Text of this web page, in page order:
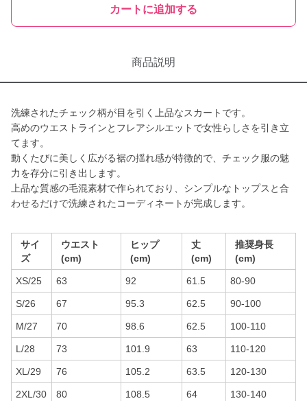
カートに追加する
商品説明
洗練されたチェック柄が目を引く上品なスカートです。
高めのウエストラインとフレアシルエットで女性らしさを引き立
てます。
動くたびに美しく広がる裾の揺れ感が特徴的で、チェック服の魅
力を存分に引き出します。
上品な質感の毛混素材で作られており、シンプルなトップスと合
わせるだけで洗練されたコーディネートが完成します。
サイ
ズ
ウエスト
(cm)
ヒップ
(cm)
丈
(cm)
推奨身長
(cm)
XS/25 63 92 61.5 80-90
S/26 67 95.3 62.5 90-100
M/27 70 98.6 62.5 100-110
L/28 73 101.9 63 110-120
XL/29 76 105.2 63.5 120-130
2XL/30 80 108.5 64 130-140